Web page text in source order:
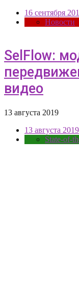
16 сентября
Новости
SelFlow:
видео
13 августа 2019
13 августа 2019
State-of-